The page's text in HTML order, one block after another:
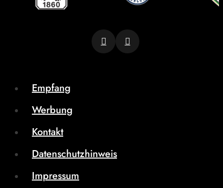
Empfang
Werbung
Kontakt
Datenschutzhinweis
Impressum